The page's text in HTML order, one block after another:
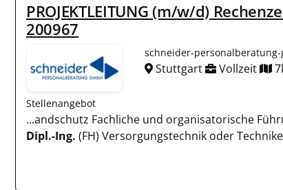
PROJEKTLEITUNG (m/w/d)
200967
schneider-
Stuttgart Vollzeit
Stellenangebot
...andschutz Fachliche und organisatorische
Dipl.-Ing. (FH) Versorgungstechnik oder